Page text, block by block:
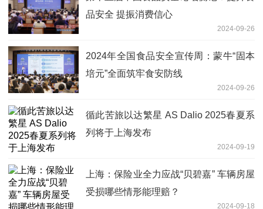
品安全 提振消费信心
2024-09-26
2024年全国食品安全宣传周：蒙牛“固本
培元”全面筑牢食安防线
2024-09-26
循此苦旅以达繁星 AS Dalio 2025春夏系
列将于上海发布
2024-09-19
上海：保险业全力应战“贝碧嘉” 车辆房屋
受损哪些情形能理赔？
2024-09-18